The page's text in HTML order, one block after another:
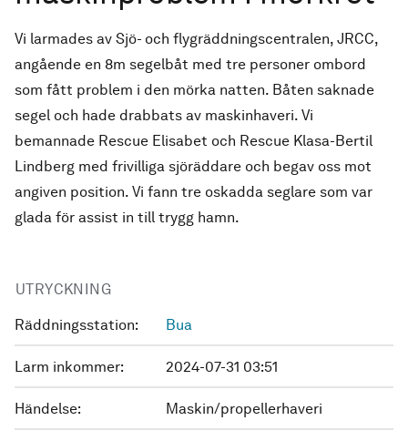
Vi larmades av Sjö- och flygräddningscentralen, JRCC,
angående en 8m segelbåt med tre personer ombord
som fått problem i den mörka natten. Båten saknade
segel och hade drabbats av maskinhaveri. Vi
bemannade Rescue Elisabet och Rescue Klasa-Bertil
Lindberg med frivilliga sjöräddare och begav oss mot
angiven position. Vi fann tre oskadda seglare som var
glada för assist in till trygg hamn.
UTRYCKNING
Räddningsstation: Bua
Larm inkommer: 2024-07-31 03:51
Händelse: Maskin/propellerhaveri